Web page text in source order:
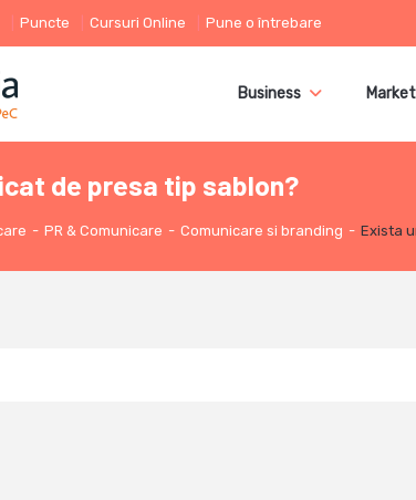
Puncte Cursuri Online Pune o întrebare
Business
de presa tip sablon?
- PR & Comunicare - Comunicare si branding - Exista